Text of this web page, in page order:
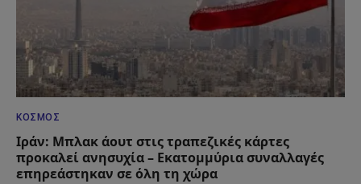
ΚΌΣΜΟΣ
Ιράν: Μπλακ άουτ στις τραπεζικές κάρτες
προκαλεί ανησυχία – Εκατομμύρια συναλλαγές
επηρεάστηκαν σε όλη τη χώρα